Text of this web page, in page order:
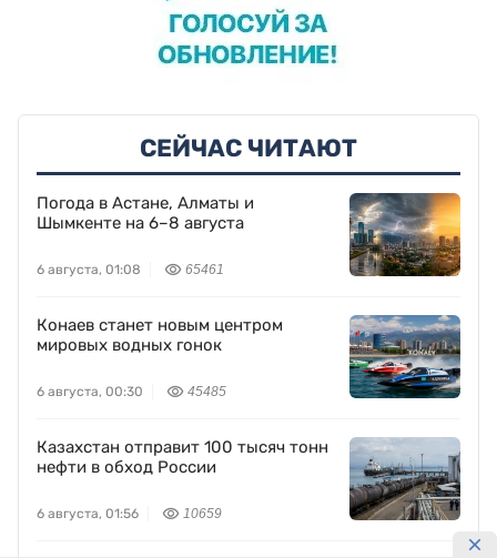
СЕЙЧАС ЧИТАЮТ
Погода в Астане, Алматы и
Шымкенте на 6–8 августа
6 августа, 01:08 65461
Конаев станет новым центром
мировых водных гонок
6 августа, 00:30 45485
Казахстан отправит 100 тысяч тонн
нефти в обход России
6 августа, 01:56 10659